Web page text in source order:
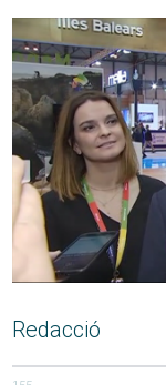
Redacció